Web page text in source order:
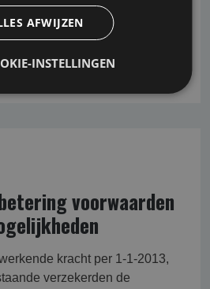
er geen veranderingen op. De
de klanten
voorwaarden
kracht per 1-1-2013,
verzekerden de
AFWIJZEN
INSTELLINGEN